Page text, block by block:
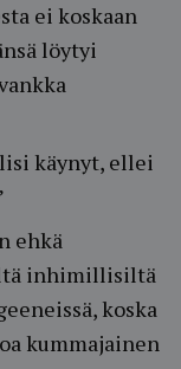
ei koskaan
löytyi
käynyt, ellei
ehkä
inhimillisiltä
koska
kummajainen